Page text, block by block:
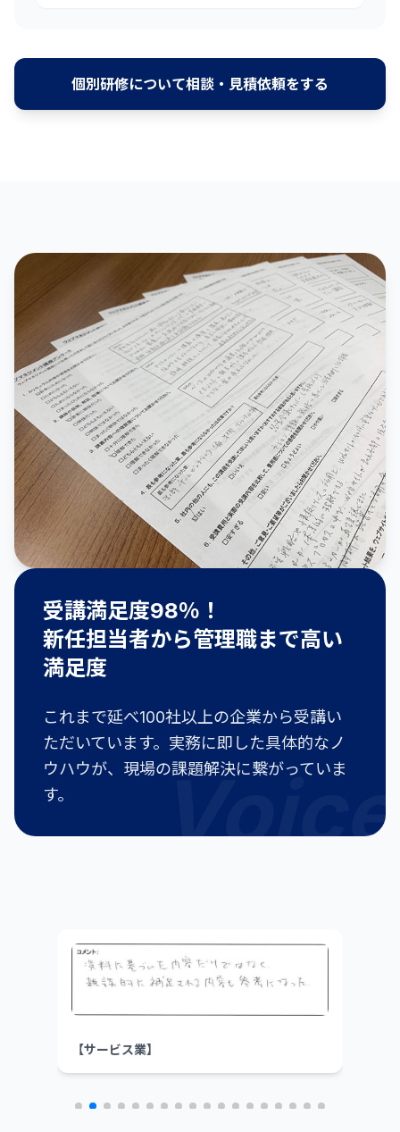
個別研修について相談・見積依頼をする
Voice
受講満足度98％！
新任担当者から管理職まで高い
満足度
これまで延べ100社以上の企業から受講い
ただいています。実務に即した具体的なノ
ウハウが、現場の課題解決に繋がっていま
す。
【総合商社】